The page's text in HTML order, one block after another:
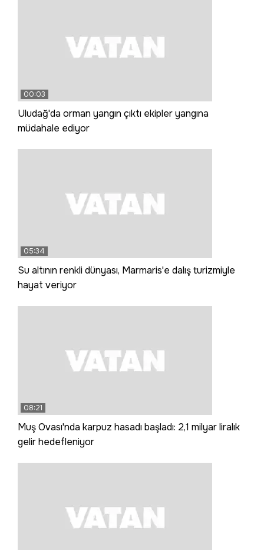
00:03
Uludağ'da orman yangın çıktı ekipler yangına
müdahale ediyor
05:34
Su altının renkli dünyası, Marmaris'e dalış turizmiyle
hayat veriyor
08:21
Muş Ovası'nda karpuz hasadı başladı: 2,1 milyar liralık
gelir hedefleniyor